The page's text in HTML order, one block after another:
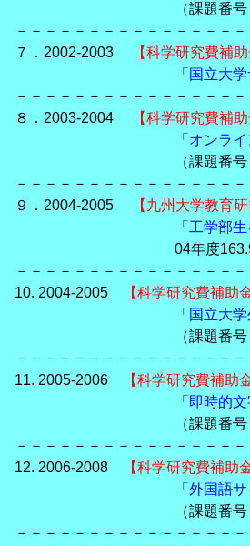
（課題番号
－－－－－－－－－－－－－－－
７．2002-2003
【科学研究費補
「国立大
－－－－－－－－－－－－－－－
８．2003-2004
【科学研究費補
「オンラ
（課題番号
－－－－－－－－－－－－－－－
９．2004-2005
【九州大学教育
「工学部
04年度163.9万＋
－－－－－－－－－－－－－－－
10. 2004-2005
【科学研究費補助
「国立大
（課題番号 16200047
－－－－－－－－－－－－－－－
11. 2005-2006
【科学研究費補助
「即時的
（課題番号 17520382
－－－－－－－－－－－－－－－
12. 2006-2008
【科学研究費補助
「外国語
（課題番号
－－－－－－－－－－－－－－－